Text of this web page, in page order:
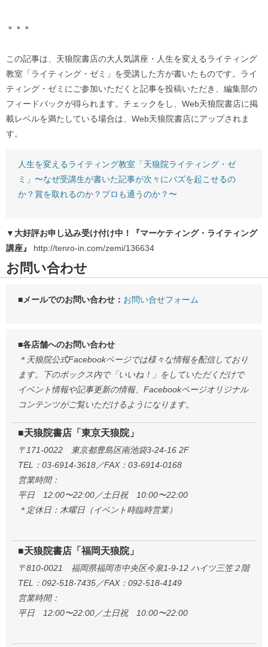
＊＊＊
この記事は、天狼院書店の大人気講座・人生を変えるライティング
教室「ライティング・ゼミ」を受講した方が書いたものです。ライ
ティング・ゼミにご参加いただくと記事を投稿いただき、編集部の
フィードバックが得られます。チェックをし、Web天狼院書店に掲
載レベルを満たしている場合は、Web天狼院書店にアップされま
す。
人生を変えるライティング教室「天狼院ライティング・ゼ
ミ」〜なぜ受講生が書いた記事が次々にバズを起こせるの
か？賞を取れるのか？プロも通うのか？〜
▼大好評お申し込み受け付け中！『マーケティング・ライティング
講座』
http://tenro-in.com/zemi/136634
お問い合わせ
■メールでのお問い合わせ： お問い合せフォーム
■各店舗へのお問い合わせ
＊天狼院公式Facebookページでは様々な情報を配信しており
ます。下のボックス内で「いいね！」をしていただくだけで
イベント情報や記事更新の情報、Facebookページオリジナル
コンテンツがご覧いただけるようになります。
■天狼院書店「東京天狼院」
〒171-0022 東京都豊島区南池袋3-24-16 2F
TEL：03-6914-3618／FAX：03-6914-0168
営業時間：
平日 12:00〜22:00／土日祝 10:00〜22:00
＊定休日：木曜日（イベント時臨時営業）
■天狼院書店「福岡天狼院」
〒810-0021 福岡県福岡市中央区今泉1-9-12 ハイツ三笠２階
TEL：092-518-7435／FAX：092-518-4149
営業時間：
平日 12:00〜22:00／土日祝 10:00〜22:00